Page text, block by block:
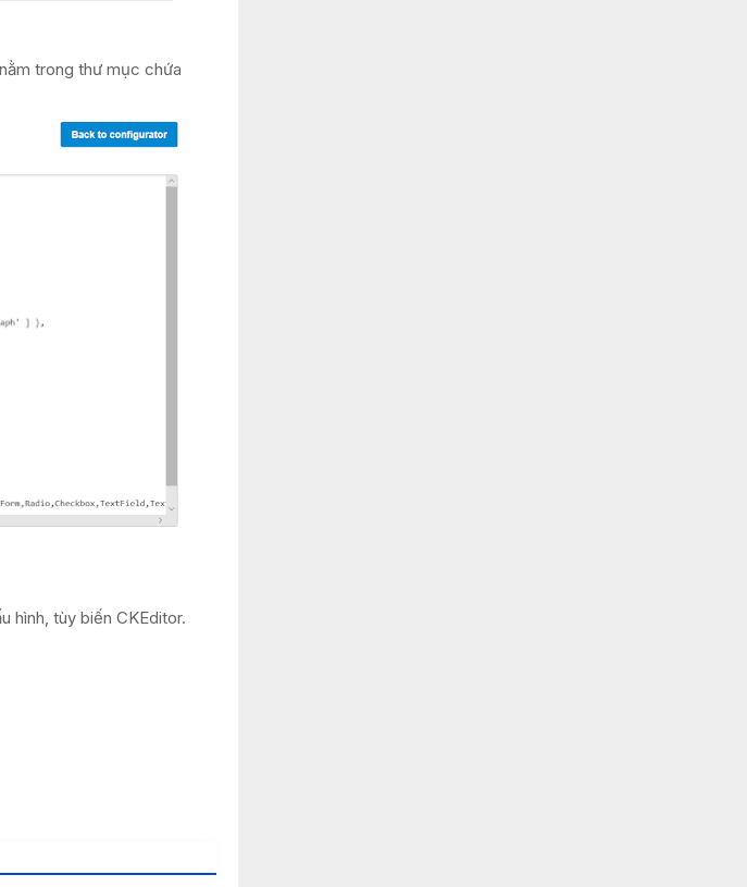
trong thư mục chứa
hình, tùy biến CKEditor.